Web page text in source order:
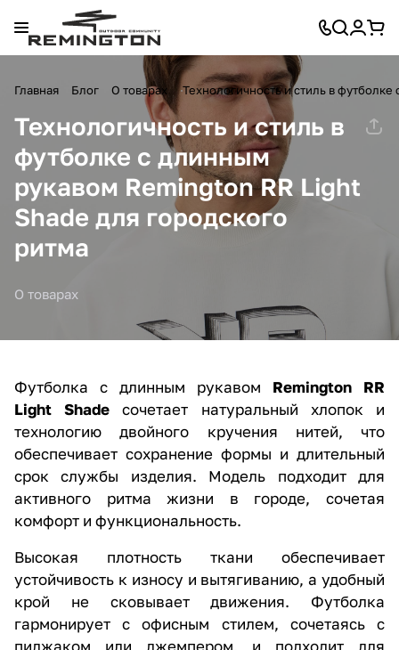
Главная Блог О товарах Технологичность и стиль в
Технологичность и стиль в
футболке с длинным
рукавом Remington RR Light
Shade для городского
ритма
О товарах
Футболка с длинным рукавом Remington RR
Light Shade сочетает натуральный хлопок и
технологию двойного кручения нитей, что
обеспечивает сохранение формы и длительный
срок службы изделия. Модель подходит для
активного ритма жизни в городе, сочетая
комфорт и функциональность.
Высокая плотность ткани обеспечивает
устойчивость к износу и вытягиванию, а удобный
крой не сковывает движения. Футболка
гармонирует с офисным стилем, сочетаясь с
пиджаком или джемпером, и подходит для